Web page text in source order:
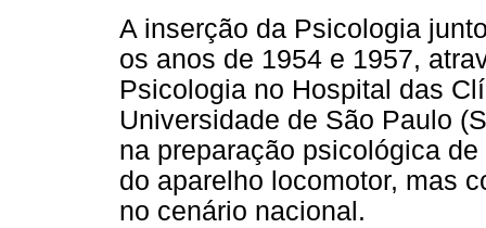
A inserção da Psicologia
os anos de 1954 e 1957,
Psicologia no Hospital das
Universidade de São Paulo
na preparação psicológica
do aparelho locomotor, mas
no cenário nacional.